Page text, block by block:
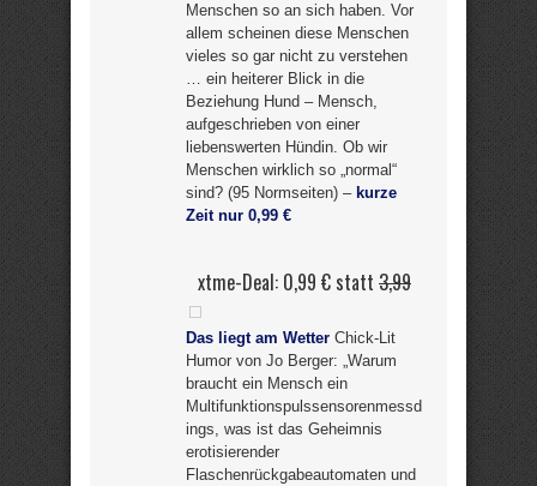
Menschen so an sich haben. Vor
allem scheinen diese Menschen
vieles so gar nicht zu verstehen
… ein heiterer Blick in die
Beziehung Hund – Mensch,
aufgeschrieben von einer
liebenswerten Hündin. Ob wir
Menschen wirklich so „normal“
sind? (95 Normseiten) – kurze
Zeit nur 0,99 €
xtme-Deal: 0,99 € statt 3,99
Das liegt am Wetter Chick-Lit
Humor von Jo Berger: „Warum
braucht ein Mensch ein
Multifunktionspulssensorenmessd
ings, was ist das Geheimnis
erotisierender
Flaschenrückgabeautomaten und